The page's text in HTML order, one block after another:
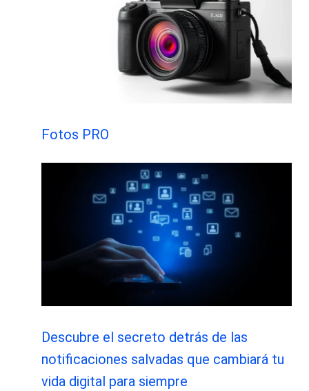
Fotos PRO
Descubre el secreto detrás de las
notificaciones salvadas que cambiará tu
vida digital para siempre